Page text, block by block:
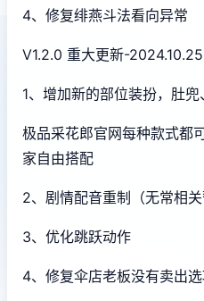
4、修复绯燕斗法看向异常
V1.2.0 重大更新-2024.10.25
1、增加新的部位装扮，肚
极品采花郎官网每种款式都
家自由搭配
2、剧情配音重制（无常相关
3、优化跳跃动作
4、修复伞店老板没有卖出